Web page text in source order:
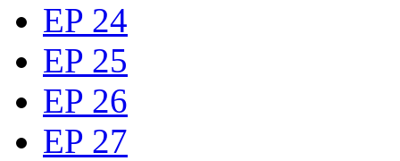
EP 24
EP 25
EP 26
EP 27